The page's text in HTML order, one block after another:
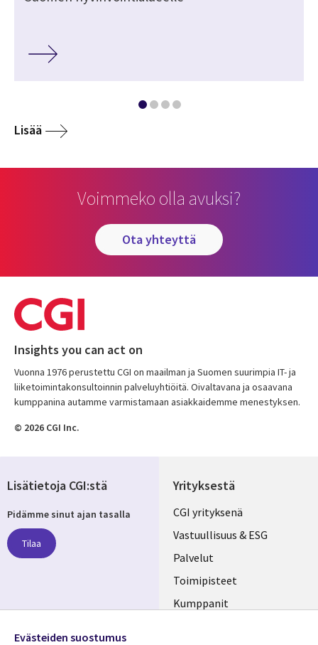
Lisää
Voimmeko olla avuksi?
ota yhteyttä
Insights you can act on
Vuonna 1976 perustettu CGI on maailman ja Suomen suurimpia IT- ja
liiketoimintakonsultoinnin palveluyhtiöitä. Oivaltavana ja osaavana
kumppanina autamme varmistamaan asiakkaidemme menestyksen.
© 2026 CGI Inc.
Yrityksestä
Useful
links
FINLAND
CGI yrityksenä
Vastuullisuus & ESG
Palvelut
Toimipisteet
Kumppanit
Lisätietoja CGI:stä
Pidämme sinut ajan tasalla
Tilaa
Evästeiden suostumus